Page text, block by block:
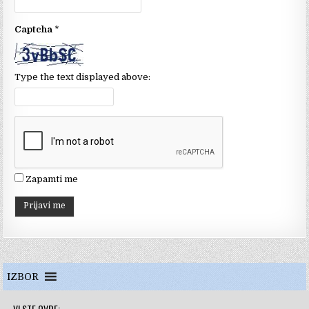
k
C
n
n
Captcha *
Type the text displayed above:
Zapamti me
IZBOR